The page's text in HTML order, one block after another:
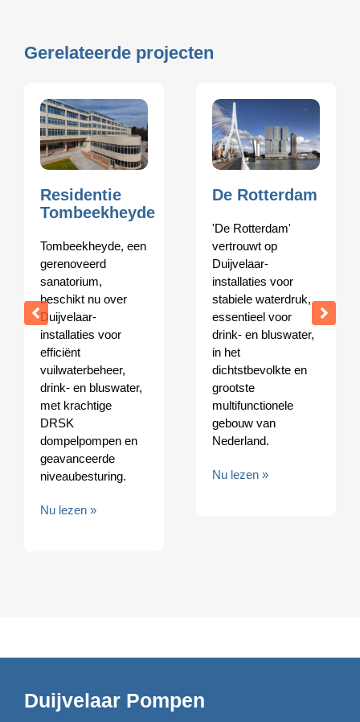
Gerelateerde projecten
Residentie
Tombeekheyde
Tombeekheyde, een
gerenoveerd
sanatorium,
beschikt nu over
Duijvelaar-
installaties voor
efficiënt
vuilwaterbeheer,
drink- en bluswater,
met krachtige
DRSK
dompelpompen en
geavanceerde
niveaubesturing.
Nu lezen »
De Rotterdam
'De Rotterdam'
vertrouwt op
Duijvelaar-
installaties voor
stabiele waterdruk,
essentieel voor
drink- en bluswater,
in het
dichtstbevolkte en
grootste
multifunctionele
gebouw van
Nederland.
Nu lezen »
Duijvelaar Pompen